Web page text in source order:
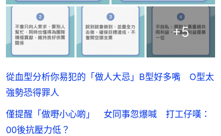
+5
從血型分析你易犯的「做人大忌」B型好多嘴 O型太
強勢恐得罪人
僅提醒「做嘢小心啲」 女同事忽爆喊 打工仔嘆：
00後抗壓力低？